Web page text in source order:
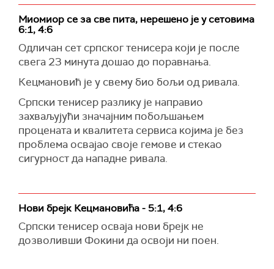
Миомиор се за све пита, нерешено је у сетовима
6:1, 4:6
Одличан сет српског тенисера који је после
свега 23 минута дошао до поравнања.
Кецмановић је у свему био бољи од ривала.
Српски тенисер разлику је направио
захваљујући значајним побољшањем
процената и квалитета сервиса којима је без
проблема освајао своје гемове и стекао
сигурност да нападне ривала.
Нови брејк Кецмановића - 5:1, 4:6
Српски тенисер осваја нови брејк не
дозволивши Фокини да освоји ни поен.